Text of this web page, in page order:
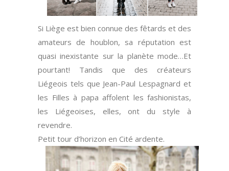
Si Liège est bien connue des fêtards et des
amateurs de houblon, sa réputation est
quasi inexistante sur la planète mode…Et
pourtant! Tandis que des créateurs
Liégeois tels que Jean-Paul Lespagnard et
les Filles à papa affolent les fashionistas,
les Liégeoises, elles, ont du style à
revendre.
Petit tour d’horizon en Cité ardente.